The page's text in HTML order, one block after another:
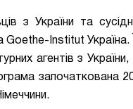
з України та
Institut Україна.
агентів з України,
започаткована